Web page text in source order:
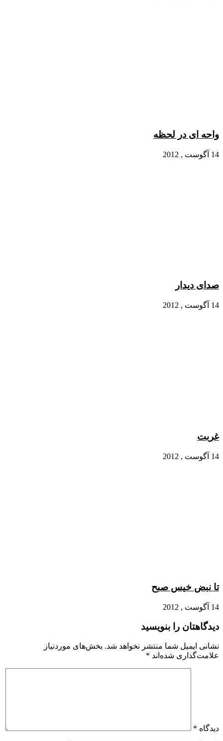
واحه ای در لحظه
14 آگوست , 2012
صدای دیدار
14 آگوست , 2012
غربت
14 آگوست , 2012
تا نبض خیس صبح
14 آگوست , 2012
دیدگاهتان را بنویسید
نشانی ایمیل شما منتشر نخواهد شد. بخش‌های موردنیاز
علامت‌گذاری شده‌اند *
دیدگاه *